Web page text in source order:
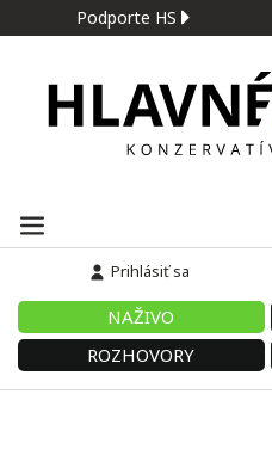
Podporte HS
Prihlásiť sa
NAŽIVO
ROZHOVORY